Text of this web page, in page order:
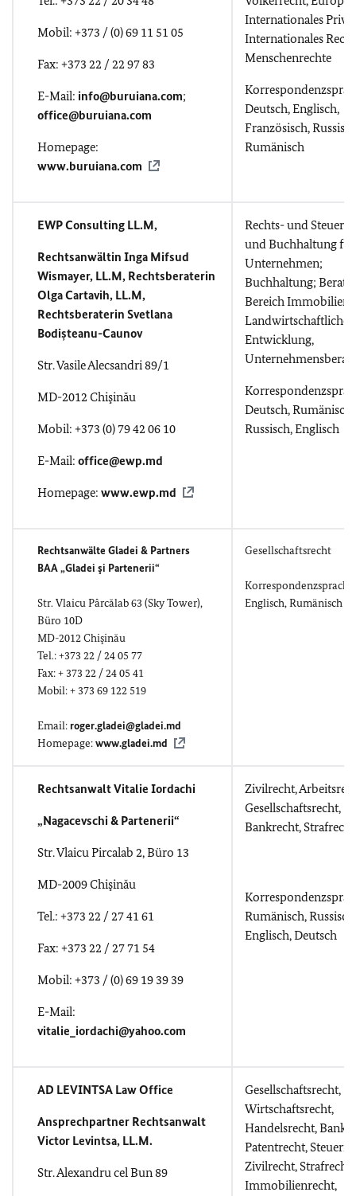
Mobil: +373 / (0) 69 11 51 05
Fax: +373 22 / 22 97 83
E-Mail: info@buruiana.com;
office@buruiana.com
Homepage:
www.buruiana.com
Internationales
Internationales
Menschenrechte
Deutsch, Englisch,
Französisch,
Rumänisch
EWP Consulting LL.M,
Rechtsanwältin Inga Mifsud
Wismayer, LL.M, Rechtsberaterin
Olga Cartavih, LL.M,
Rechtsberaterin Svetlana
Bodișteanu-Caunov
Str. Vasile Alecsandri 89/1
MD-2012 Chişinău
Mobil: +373 (0) 79 42 06 10
E-Mail: office@ewp.md
Homepage: www.ewp.md
Rechts- und
und Buchhaltung für
Unternehmen;
Buchhaltung;
Bereich Immobilien,
Landwirtschaftliche
Entwicklung,
Deutsch, Rumänisch,
Russisch, Englisch
Rechtsanwälte Gladei & Partners
BAA „Gladei şi Partenerii“
Str. Vlaicu Pârcălab 63 (Sky Tower),
Büro 10D
MD-2012 Chişinău
Tel.: +373 22 / 24 05 77
Fax: + 373 22 / 24 05 41
Mobil: + 373 69 122 519
Email:roger.gladei@gladei.md
Homepage:www.gladei.md
Gesellschaftsrecht
Englisch, Rumänisch
Rechtsanwalt Vitalie Iordachi
„Nagacevschi & Partenerii“
Str. Vlaicu Pircalab 2, Büro 13
MD-2009 Chişinău
Tel.: +373 22 / 27 41 61
Fax: +373 22 / 27 71 54
Mobil: +373 / (0) 69 19 39 39
E-Mail:
vitalie_iordachi@yahoo.com
Zivilrecht,
Gesellschaftsrecht,
Bankrecht, Strafrecht
Rumänisch, Russisch,
Englisch, Deutsch
AD LEVINTSA Law Office
Ansprechpartner Rechtsanwalt
Victor Levintsa, LL.M.
Str. Alexandru cel Bun 89
Gesellschaftsrecht,
Wirtschaftsrecht,
Handelsrecht,
Patentrecht,
Zivilrecht, Strafrecht,
Immobilienrecht,